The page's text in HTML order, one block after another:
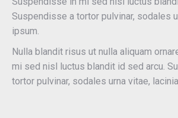
Suspendisse a tortor pulvinar, sodales
ipsum.
Nulla blandit risus ut nulla aliquam
mi sed nisl luctus blandit id sed arcu.
tortor pulvinar, sodales urna vitae,